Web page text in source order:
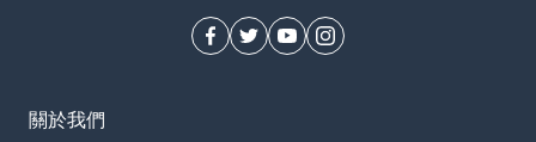
關於我們